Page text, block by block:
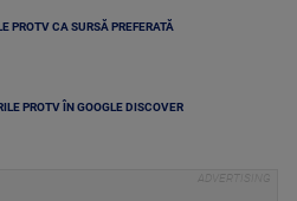
PROTV CA SURSĂ PREFERATĂ
PROTV ÎN GOOGLE DISCOVER